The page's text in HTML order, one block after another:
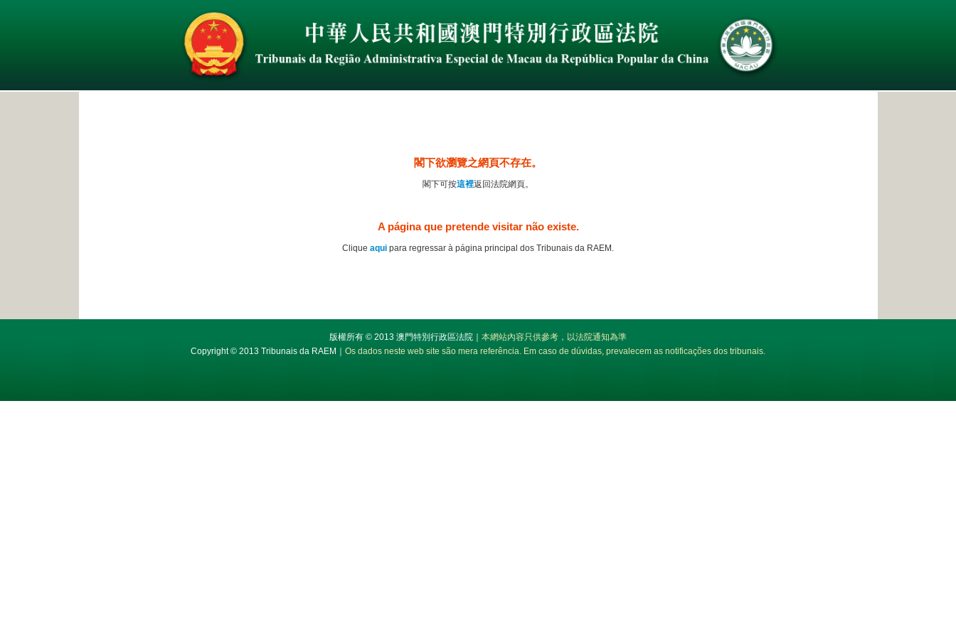
閣下欲瀏覽之網頁不存在。
閣下可按這裡返回法院網頁。
A página que pretende visitar não existe.
Clique aqui para regressar à página principal dos Tribunais da RAEM.
版權所有 © 2013 澳門特別行政區法院｜ 本網站內容只供參考，以法院通知為準
Copyright © 2013 Tribunais da RAEM｜ Os dados neste web site são mera referência. Em caso de dúvidas, prevalecem as notificações dos tribunais.